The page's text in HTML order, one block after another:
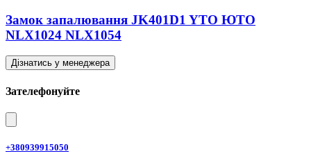
Замок запалювання JK401D1 YTO ЮТО
NLX1024 NLX1054
Дізнатись у менеджера
Зателефонуйте
+380939915050